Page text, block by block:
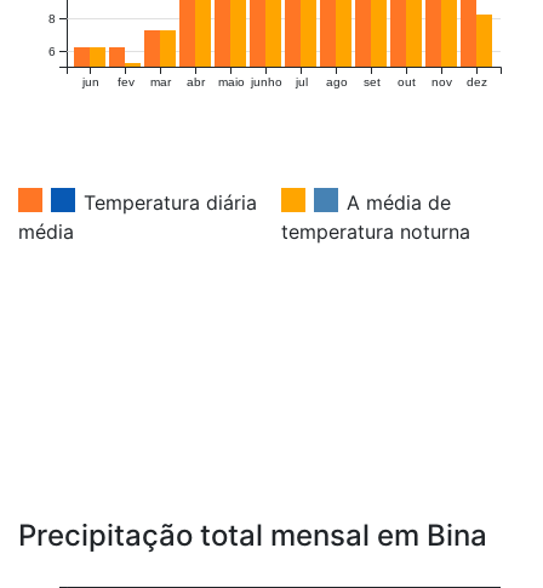
jun fev mar abr maio junho jul ago set out nov dez
6
8
Temperatura diária
média
A média de
temperatura noturna
Precipitação total mensal em Bina